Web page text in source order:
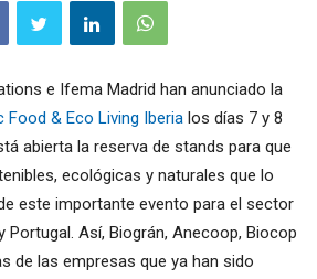
e Ifema Madrid han anunciado la
Food & Eco Living Iberia los días 7 y 8
abierta la reserva de stands para que
ecológicas y naturales que lo
este importante evento para el sector
Portugal. Así, Biográn, Anecoop, Biocop
de las empresas que ya han sido